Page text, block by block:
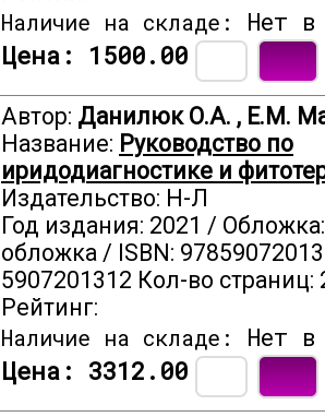
Наличие на складе:
Нет
Цена: 1500.00
Автор: Данилюк О.А. , Е.М.
Название: Руководство по
иридодиагностике и
Издательство: Н-Л
Год издания: 2021 /
обложка / ISBN:
5907201312 Кол-во страниц:
Рейтинг:
Наличие на складе:
Нет
Цена: 3312.00